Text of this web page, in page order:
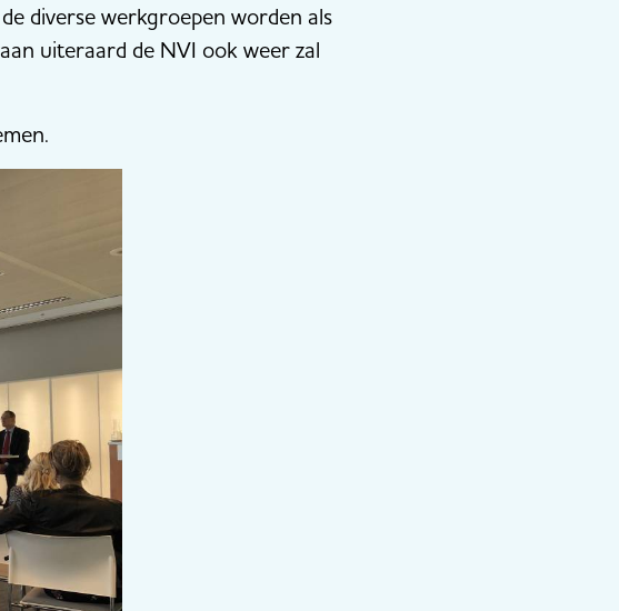
diverse werkgroepen worden als
uiteraard de NVI ook weer zal